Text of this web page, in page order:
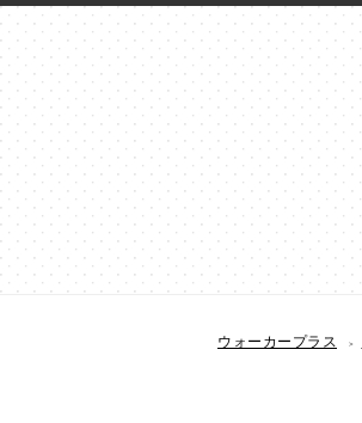
ウォーカープラス